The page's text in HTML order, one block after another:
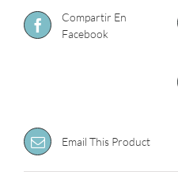
Compartir En
Facebook
Email This Product